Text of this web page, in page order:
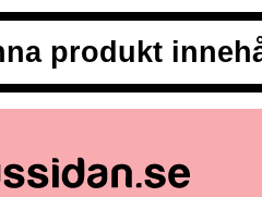
produkt